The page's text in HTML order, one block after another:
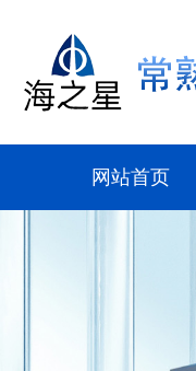
网站首页